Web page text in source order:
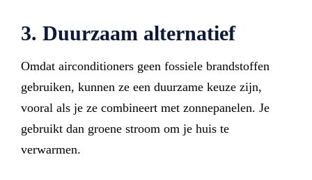
3. Duurzaam alternatief
Omdat airconditioners geen fossiele brandstoffen
gebruiken, kunnen ze een duurzame keuze zijn,
vooral als je ze combineert met zonnepanelen. Je
gebruikt dan groene stroom om je huis te
verwarmen.